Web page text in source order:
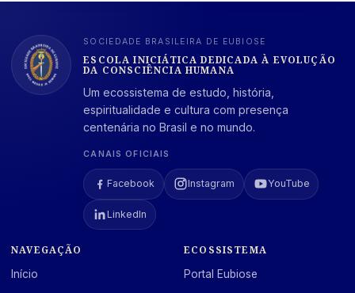
SOCIEDADE BRASILEIRA DE EUBIOSE
ESCOLA INICIÁTICA DEDICADA À EVOLUÇÃO
DA CONSCIÊNCIA HUMANA
Um ecossistema de estudo, história,
espiritualidade e cultura com presença
centenária no Brasil e no mundo.
CANAIS OFICIAIS
Facebook Instagram YouTube
LinkedIn
NAVEGAÇÃO
Início
ECOSSISTEMA
Portal Eubiose